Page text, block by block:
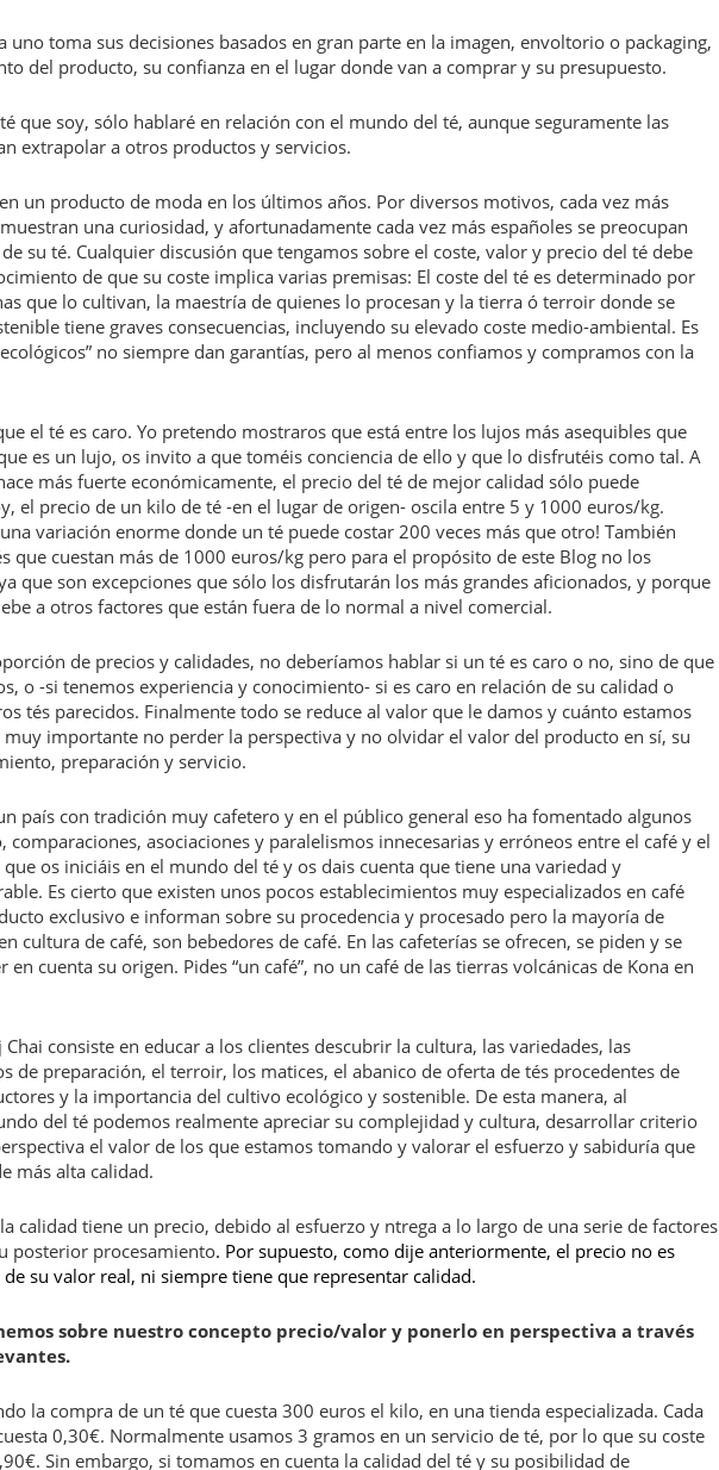
uno toma sus decisiones basados en gran parte en la imagen, envoltorio o packaging,
del producto, su confianza en el lugar donde van a comprar y su presupuesto.
que soy, sólo hablaré en relación con el mundo del té, aunque seguramente las
extrapolar a otros productos y servicios.
un producto de moda en los últimos años. Por diversos motivos, cada vez más
una curiosidad, y afortunadamente cada vez más españoles se preocupan
su té. Cualquier discusión que tengamos sobre el coste, valor y precio del té debe
de que su coste implica varias premisas: El coste del té es determinado por
que lo cultivan, la maestría de quienes lo procesan y la tierra ó terroir donde se
tiene graves consecuencias, incluyendo su elevado coste medio-ambiental. Es
no siempre dan garantías, pero al menos confiamos y compramos con la
el té es caro. Yo pretendo mostraros que está entre los lujos más asequibles que
es un lujo, os invito a que toméis conciencia de ello y que lo disfrutéis como tal. A
más fuerte económicamente, el precio del té de mejor calidad sólo puede
el precio de un kilo de té -en el lugar de origen- oscila entre 5 y 1000 euros/kg.
variación enorme donde un té puede costar 200 veces más que otro! También
que cuestan más de 1000 euros/kg pero para el propósito de este Blog no los
que son excepciones que sólo los disfrutarán los más grandes aficionados, y porque
a otros factores que están fuera de lo normal a nivel comercial.
de precios y calidades, no deberíamos hablar si un té es caro o no, sino de que
o -si tenemos experiencia y conocimiento- si es caro en relación de su calidad o
tés parecidos. Finalmente todo se reduce al valor que le damos y cuánto estamos
muy importante no perder la perspectiva y no olvidar el valor del producto en sí, su
preparación y servicio.
país con tradición muy cafetero y en el público general eso ha fomentado algunos
comparaciones, asociaciones y paralelismos innecesarias y erróneos entre el café y el
os iniciáis en el mundo del té y os dais cuenta que tiene una variedad y
Es cierto que existen unos pocos establecimientos muy especializados en café
exclusivo e informan sobre su procedencia y procesado pero la mayoría de
cultura de café, son bebedores de café. En las cafeterías se ofrecen, se piden y se
en cuenta su origen. Pides “un café”, no un café de las tierras volcánicas de Kona en
consiste en educar a los clientes descubrir la cultura, las variedades, las
de preparación, el terroir, los matices, el abanico de oferta de tés procedentes de
y la importancia del cultivo ecológico y sostenible. De esta manera, al
del té podemos realmente apreciar su complejidad y cultura, desarrollar criterio
el valor de los que estamos tomando y valorar el esfuerzo y sabiduría que
más alta calidad.
calidad tiene un precio, debido al esfuerzo y ntrega a lo largo de una serie de factores
posterior procesamiento. Por supuesto, como dije anteriormente, el precio no es
su valor real, ni siempre tiene que representar calidad.
sobre nuestro concepto precio/valor y ponerlo en perspectiva a través
la compra de un té que cuesta 300 euros el kilo, en una tienda especializada. Cada
0,30€. Normalmente usamos 3 gramos en un servicio de té, por lo que su coste
Sin embargo, si tomamos en cuenta la calidad del té y su posibilidad de